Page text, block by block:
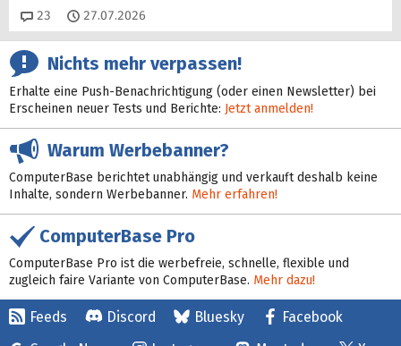
23 Kommentare
27.07.2026
Nichts mehr verpassen!
Erhalte eine Push-Benachrichtigung (oder einen Newsletter) bei
Erscheinen neuer Tests und Berichte: Jetzt anmelden!
Warum Werbebanner?
ComputerBase berichtet unabhängig und verkauft deshalb keine
Inhalte, sondern Werbebanner. Mehr erfahren!
ComputerBase Pro
ComputerBase Pro ist die werbefreie, schnelle, flexible und
zugleich faire Variante von ComputerBase. Mehr dazu!
Feeds Discord Bluesky
Facebook